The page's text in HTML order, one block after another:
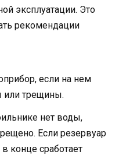
эксплуатации. Это
рекомендации
если на нем
или трещины.
нет воды,
Если резервуар
конце сработает